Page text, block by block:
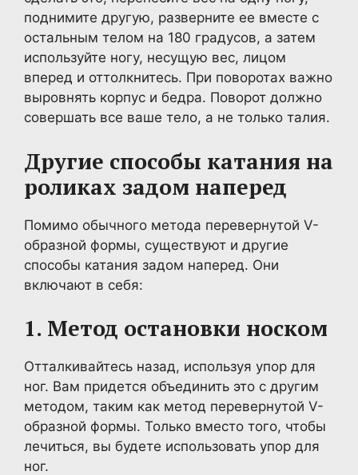
поднимите другую, разверните ее вместе с
остальным телом на 180 градусов, а затем
используйте ногу, несущую вес, лицом
вперед и оттолкнитесь. При поворотах важно
выровнять корпус и бедра. Поворот должно
совершать все ваше тело, а не только талия.
Другие способы катания на
роликах задом наперед
Помимо обычного метода перевернутой V-
образной формы, существуют и другие
способы катания задом наперед. Они
включают в себя:
1. Метод остановки носком
Отталкивайтесь назад, используя упор для
ног. Вам придется объединить это с другим
методом, таким как метод перевернутой V-
образной формы. Только вместо того, чтобы
лечиться, вы будете использовать упор для
ног.